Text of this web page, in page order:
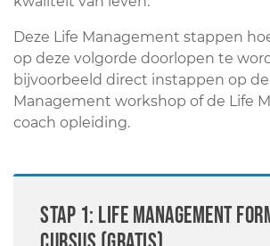
Deze Life Management stappen
op deze volgorde doorlopen te
bijvoorbeeld direct instappen op de
Management workshop of de Life
coach opleiding.
STAP 1: Life Management